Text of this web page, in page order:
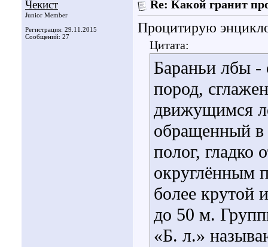
Чекист
Junior Member
Регистрация: 29.11.2015
Сообщений: 27
Re: Какой гранит
Процитирую
Цитата:
Бараньи лбы -
пород,
движущимся
обращенный в
полог, гладко
округлённым
более крутой
до 50 м.
«Б. л.»